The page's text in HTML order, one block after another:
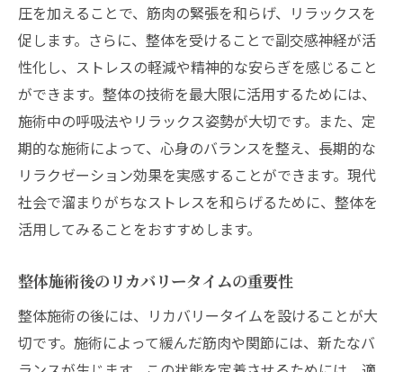
圧を加えることで、筋肉の緊張を和らげ、リラックスを
促します。さらに、整体を受けることで副交感神経が活
性化し、ストレスの軽減や精神的な安らぎを感じること
ができます。整体の技術を最大限に活用するためには、
施術中の呼吸法やリラックス姿勢が大切です。また、定
期的な施術によって、心身のバランスを整え、長期的な
リラクゼーション効果を実感することができます。現代
社会で溜まりがちなストレスを和らげるために、整体を
活用してみることをおすすめします。
整体施術後のリカバリータイムの重要性
整体施術の後には、リカバリータイムを設けることが大
切です。施術によって緩んだ筋肉や関節には、新たなバ